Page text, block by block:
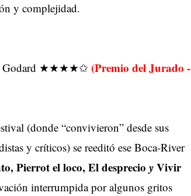
y complejidad.
Godard ★★★★✩ (Premio del Jurado -
(donde “convivieron” desde sus
y críticos) se reeditó ese Boca-River
Pierrot el loco, El desprecio yVivir
interrumpida por algunos gritos